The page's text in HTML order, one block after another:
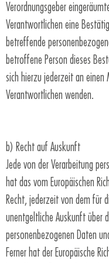
Verordnungsgeber
Verantwortlichen eine
betreffende
betroffene Person dieses
sich hierzu jederzeit an einen
Verantwortlichen wenden.
b) Recht auf Auskunft
Jede von der Verarbeitung
hat das vom Europäischen
Recht, jederzeit von dem für
unentgeltliche Auskunft über
personenbezogenen Daten
Ferner hat der Europäische